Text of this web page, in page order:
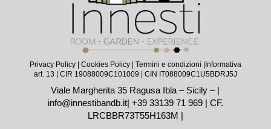
Privacy Policy| Cookies Policy| Termini e condizioni |
Informativa
art. 13 | CIR 19088009C101009 | CIN IT088009C1U5BDRJ5J
Viale Margherita 35 Ragusa Ibla – Sicily – |
info@innestibandb.it| +39 33139 71 969| CF.
LRCBBR73T55H163M |